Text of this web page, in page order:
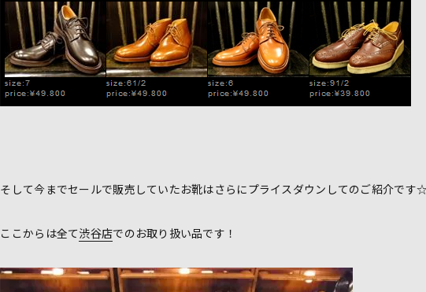
そして今までセールで販売していたお靴はさらにプライスダウンしてのご紹介です
ここからは全て渋谷店でのお取り扱い品です！